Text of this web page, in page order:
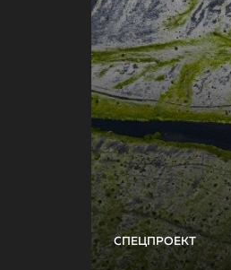
СПЕЦПРОЕКТ